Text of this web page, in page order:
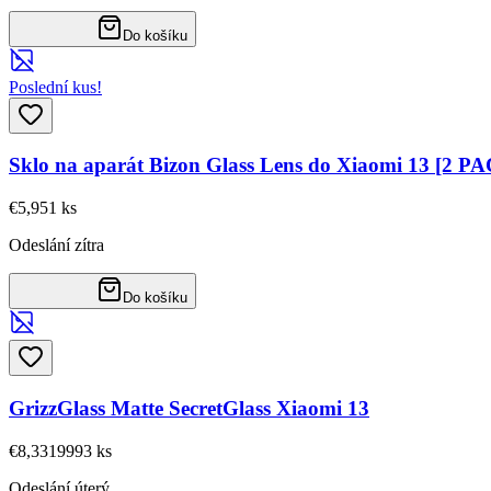
Do košíku
Poslední kus!
Sklo na aparát Bizon Glass Lens do Xiaomi 13 [2
€5,951 ks
Odeslání zítra
Do košíku
GrizzGlass Matte SecretGlass Xiaomi 13
€8,3319993 ks